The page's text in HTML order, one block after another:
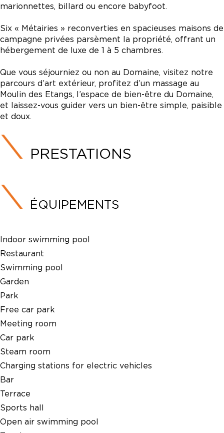
marionnettes, billard ou encore babyfoot.
Six « Métairies » reconverties en spacieuses maisons de
campagne privées parsèment la propriété, offrant un
hébergement de luxe de 1 à 5 chambres.
Que vous séjourniez ou non au Domaine, visitez notre
parcours d’art extérieur, profitez d’un massage au
Moulin des Etangs, l’espace de bien-être du Domaine,
et laissez-vous guider vers un bien-être simple, paisible
et doux.
PRESTATIONS
ÉQUIPEMENTS
Indoor swimming pool
Restaurant
Swimming pool
Garden
Park
Free car park
Meeting room
Car park
Steam room
Charging stations for electric vehicles
Bar
Terrace
Sports hall
Open air swimming pool